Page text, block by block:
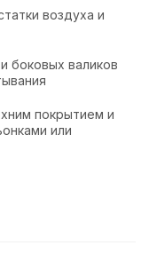
воздуха и
боковых валиков
покрытием и
или